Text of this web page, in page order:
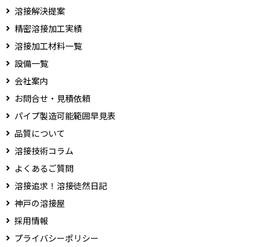
溶接解決提案
精密溶接加工実績
溶接加工材料一覧
設備一覧
会社案内
お問合せ・見積依頼
パイプ製造可能範囲早見表
品質について
溶接技術コラム
よくあるご質問
溶接追求！溶接徒然日記
神戸の溶接屋
採用情報
プライバシーポリシー